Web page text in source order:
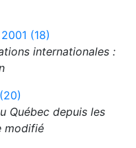
(18)
internationales :
Québec depuis les
modifié